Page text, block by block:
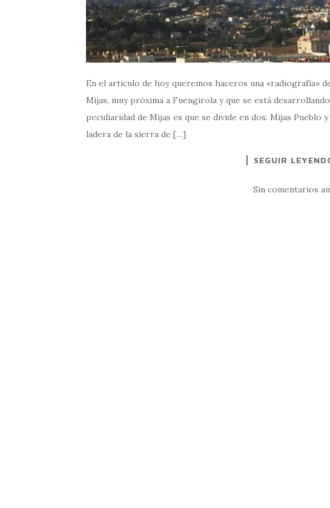
En el articulo de hoy queremos haceros una «radiografía»
Mijas, muy próxima a Fuengirola y que se está
peculiaridad de Mijas es que se divide en dos: Mijas Pueblo
ladera de la sierra de […]
SEGUIR
Sin comentarios